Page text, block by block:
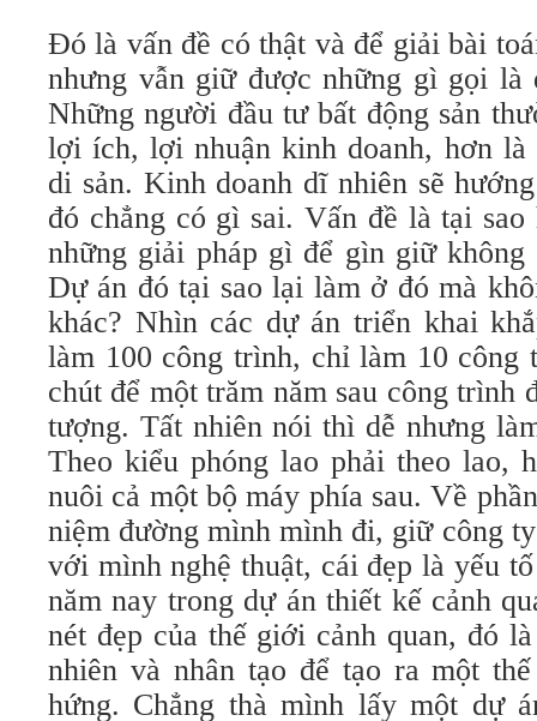
Đó là vấn đề có thật và để giải bài
nhưng vẫn giữ được những gì gọi là
Những người đầu tư bất động sản
lợi ích, lợi nhuận kinh doanh, hơn là
di sản. Kinh doanh dĩ nhiên sẽ
đó chẳng có gì sai. Vấn đề là tại
những giải pháp gì để gìn giữ không
Dự án đó tại sao lại làm ở đó mà
khác? Nhìn các dự án triển khai
làm 100 công trình, chỉ làm 10 công
chút để một trăm năm sau công trình
tượng. Tất nhiên nói thì dễ nhưng
Theo kiểu phóng lao phải theo lao,
nuôi cả một bộ máy phía sau. Về
niệm đường mình mình đi, giữ công
với mình nghệ thuật, cái đẹp là yếu
năm nay trong dự án thiết kế cảnh
nét đẹp của thế giới cảnh quan, đó
nhiên và nhân tạo để tạo ra một
hứng. Chẳng thà mình lấy một dự